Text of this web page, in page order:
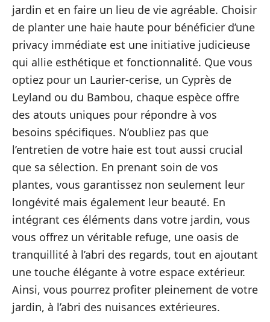
jardin et en faire un lieu de vie agréable. Choisir
de planter une haie haute pour bénéficier d’une
privacy immédiate est une initiative judicieuse
qui allie esthétique et fonctionnalité. Que vous
optiez pour un Laurier-cerise, un Cyprès de
Leyland ou du Bambou, chaque espèce offre
des atouts uniques pour répondre à vos
besoins spécifiques. N’oubliez pas que
l’entretien de votre haie est tout aussi crucial
que sa sélection. En prenant soin de vos
plantes, vous garantissez non seulement leur
longévité mais également leur beauté. En
intégrant ces éléments dans votre jardin, vous
vous offrez un véritable refuge, une oasis de
tranquillité à l’abri des regards, tout en ajoutant
une touche élégante à votre espace extérieur.
Ainsi, vous pourrez profiter pleinement de votre
jardin, à l’abri des nuisances extérieures.